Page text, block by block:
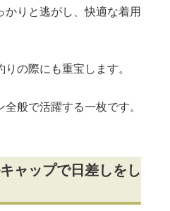
りと逃がし、快適な着用
の際にも重宝します。
般で活躍する一枚です。
ャップで日差しをし